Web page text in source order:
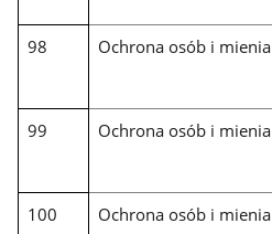
98 Ochrona osób i mienia
99 Ochrona osób i mienia
100 Ochrona osób i mienia